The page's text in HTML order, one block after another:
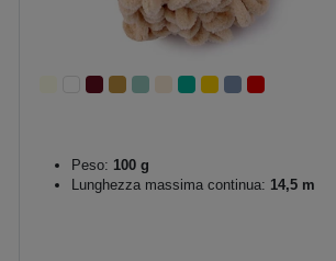
Peso: 100 g
Lunghezza massima continua: 14,5 m